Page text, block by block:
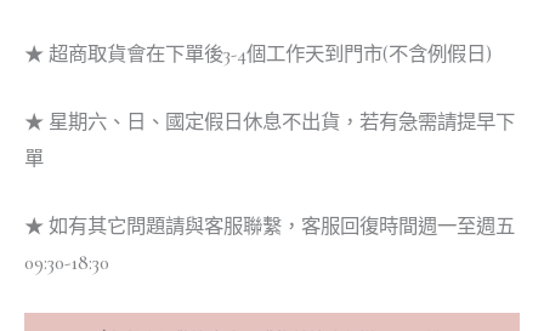
★ 超商取貨會在下單後3-4個工作天到門市(不含例假日)
★ 星期六、日、國定假日休息不出貨，若有急需請提早下
單
★ 如有其它問題請與客服聯繫，客服回復時間週一至週五
09:30-18:30